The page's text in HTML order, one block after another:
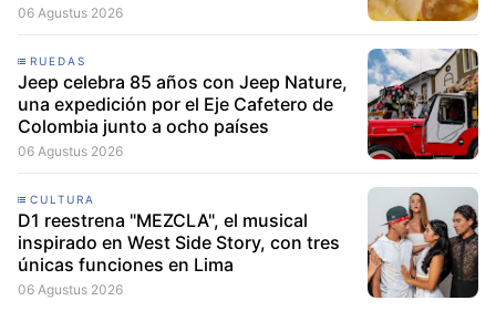
06 Agustus 2026
RUEDAS
Jeep celebra 85 años con Jeep Nature,
una expedición por el Eje Cafetero de
Colombia junto a ocho países
06 Agustus 2026
CULTURA
D1 reestrena "MEZCLA", el musical
inspirado en West Side Story, con tres
únicas funciones en Lima
06 Agustus 2026